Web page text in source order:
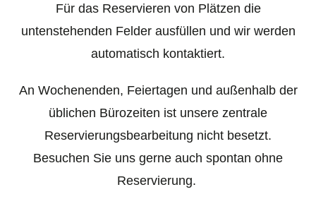
Für das Reservieren von Plätzen die
untenstehenden Felder ausfüllen und wir werden
automatisch kontaktiert.
An Wochenenden, Feiertagen und außenhalb der
üblichen Bürozeiten ist unsere zentrale
Reservierungsbearbeitung nicht besetzt.
Besuchen Sie uns gerne auch spontan ohne
Reservierung.